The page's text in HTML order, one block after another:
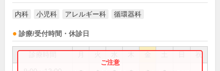
内科 小児科 アレルギー科 循環器科
診療/受付時間・休診日
祝